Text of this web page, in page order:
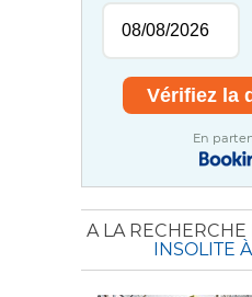
En
A LA
INSOLITE